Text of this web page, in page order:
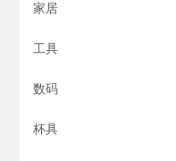
家居
工具
数码
杯具